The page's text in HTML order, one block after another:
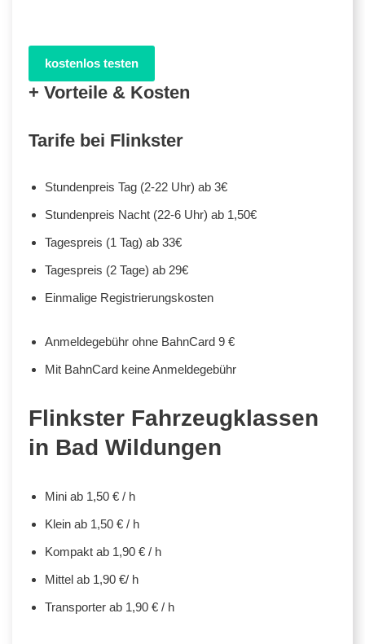
kostenlos testen
+ Vorteile & Kosten
Tarife bei Flinkster
Stundenpreis Tag (2-22 Uhr) ab 3€
Stundenpreis Nacht (22-6 Uhr) ab 1,50€
Tagespreis (1 Tag) ab 33€
Tagespreis (2 Tage) ab 29€
Einmalige Registrierungskosten
Anmeldegebühr ohne BahnCard 9 €
Mit BahnCard keine Anmeldegebühr
Flinkster Fahrzeugklassen
in Bad Wildungen
Mini ab 1,50 € / h
Klein ab 1,50 € / h
Kompakt ab 1,90 € / h
Mittel ab 1,90 €/ h
Transporter ab 1,90 € / h